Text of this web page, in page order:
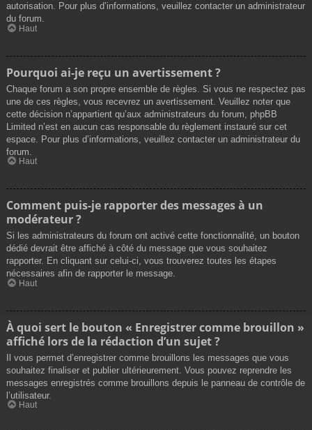
autorisation. Pour plus d’informations, veuillez contacter un administrateur
du forum.
Haut
Pourquoi ai-je reçu un avertissement ?
Chaque forum a son propre ensemble de règles. Si vous ne respectez pas
une de ces règles, vous recevrez un avertissement. Veuillez noter que
cette décision n’appartient qu’aux administrateurs du forum, phpBB
Limited n’est en aucun cas responsable du règlement instauré sur cet
espace. Pour plus d’informations, veuillez contacter un administrateur du
forum.
Haut
Comment puis-je rapporter des messages à un
modérateur ?
Si les administrateurs du forum ont activé cette fonctionnalité, un bouton
dédié devrait être affiché à côté du message que vous souhaitez
rapporter. En cliquant sur celui-ci, vous trouverez toutes les étapes
nécessaires afin de rapporter le message.
Haut
À quoi sert le bouton « Enregistrer comme brouillon »
affiché lors de la rédaction d’un sujet ?
Il vous permet d’enregistrer comme brouillons les messages que vous
souhaitez finaliser et publier ultérieurement. Vous pouvez reprendre les
messages enregistrés comme brouillons depuis le panneau de contrôle de
l’utilisateur.
Haut